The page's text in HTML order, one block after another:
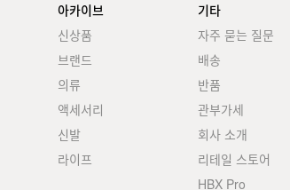
아카이브
신상품
브랜드
의류
액세서리
신발
라이프
기타
자주 묻는 질문
배송
반품
관부가세
회사 소개
리테일 스토어
HBX Pro